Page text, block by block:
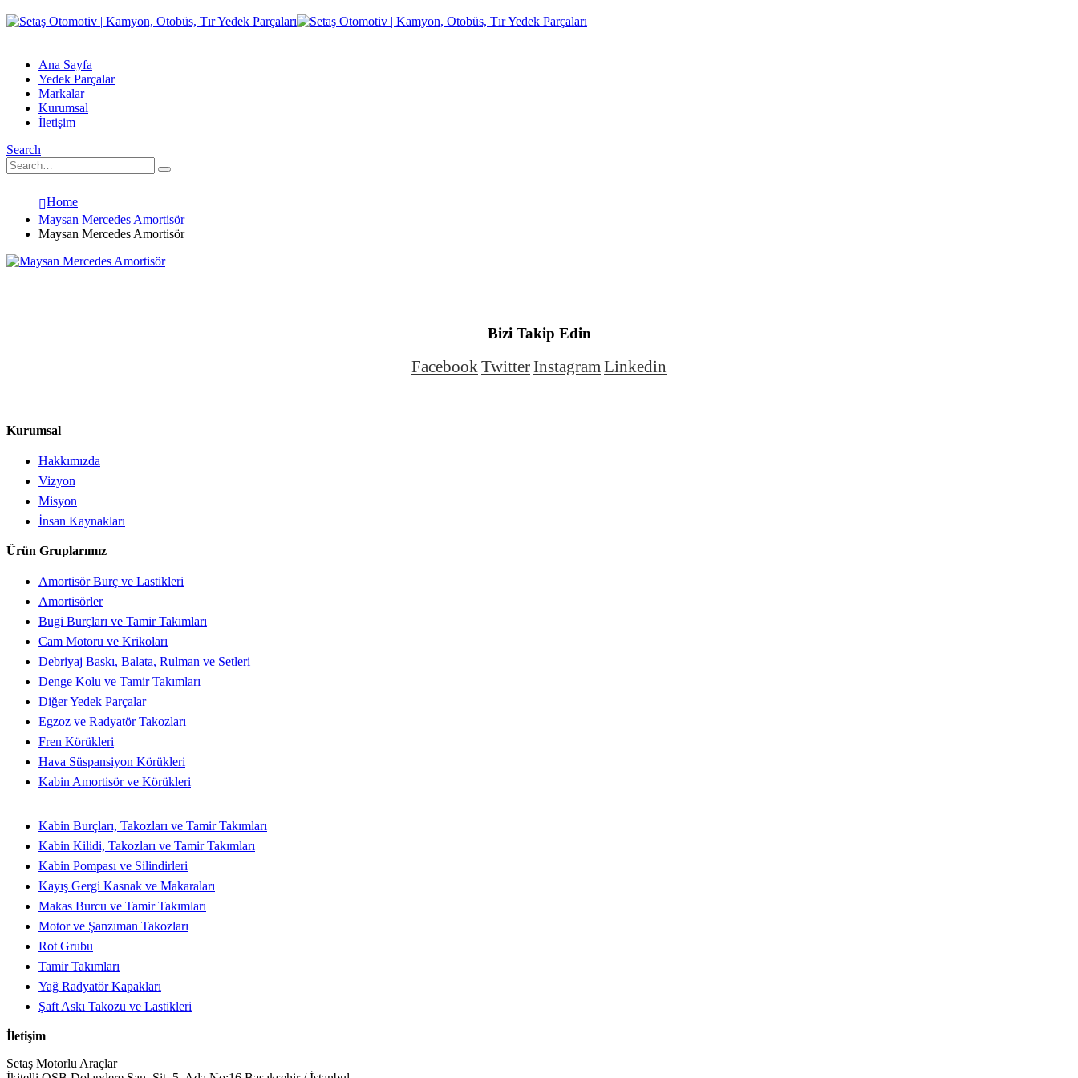
Ana Sayfa
Yedek Parçalar
Markalar
Kurumsal
İletişim
Search
Home
Maysan Mercedes Amortisör
Maysan Mercedes Amortisör
Bizi Takip Edin
FacebookTwitterInstagramLinkedin
Kurumsal
Hakkımızda
Vizyon
Misyon
İnsan Kaynakları
Ürün Gruplarımız
Amortisör Burç ve Lastikleri
Amortisörler
Bugi Burçları ve Tamir Takımları
Cam Motoru ve Krikoları
Debriyaj Baskı, Balata, Rulman ve Setleri
Denge Kolu ve Tamir Takımları
Diğer Yedek Parçalar
Egzoz ve Radyatör Takozları
Fren Körükleri
Hava Süspansiyon Körükleri
Kabin Amortisör ve Körükleri
Kabin Burçları, Takozları ve Tamir Takımları
Kabin Kilidi, Takozları ve Tamir Takımları
Kabin Pompası ve Silindirleri
Kayış Gergi Kasnak ve Makaraları
Makas Burcu ve Tamir Takımları
Motor ve Şanzıman Takozları
Rot Grubu
Tamir Takımları
Yağ Radyatör Kapakları
Şaft Askı Takozu ve Lastikleri
İletişim
Setaş Motorlu Araçlar